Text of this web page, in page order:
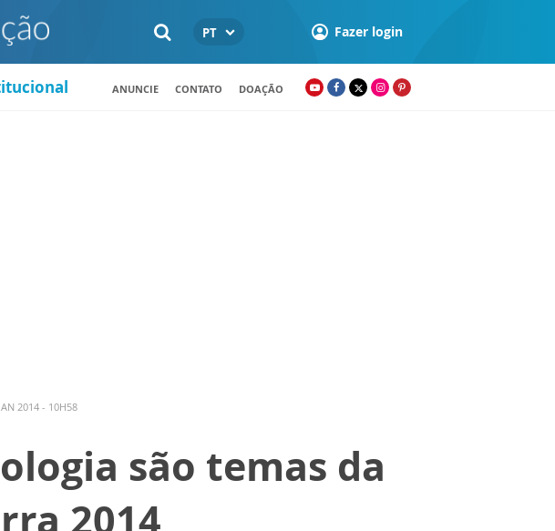
PT Fazer login
ANUNCIE CONTATO DOAÇÃO
2014 - 10H58
são temas da
2014